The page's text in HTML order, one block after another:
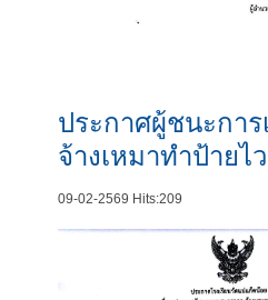
ประกาศผู้ชนะการ
จ้างเหมาทำป้ายไ
09-02-2569 Hits:209